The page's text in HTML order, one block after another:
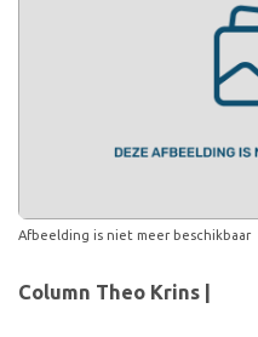
Afbeelding is niet meer beschikbaar
Column Theo Krins |